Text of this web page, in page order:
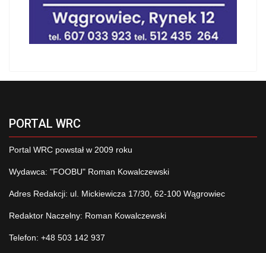
PORTAL WRC
Portal WRC powstał w 2009 roku
Wydawca: "FOOBU" Roman Kowalczewski
Adres Redakcji: ul. Mickiewicza 17/30, 62-100 Wągrowiec
Redaktor Naczelny: Roman Kowalczewski
Telefon: +48 503 142 937